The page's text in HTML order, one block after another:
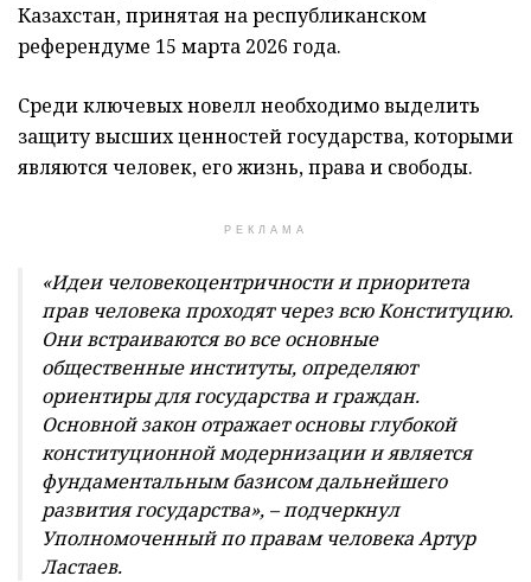
Казахстан, принятая на республиканском
референдуме 15 марта 2026 года.
Среди ключевых новелл необходимо выделить
защиту высших ценностей государства, которыми
являются человек, его жизнь, права и свободы.
РЕКЛАМА
«Идеи человекоцентричности и приоритета
прав человека проходят через всю Конституцию.
Они встраиваются во все основные
общественные институты, определяют
ориентиры для государства и граждан.
Основной закон отражает основы глубокой
конституционной модернизации и является
фундаментальным базисом дальнейшего
развития государства», – подчеркнул
Уполномоченный по правам человека Артур
Ластаев.